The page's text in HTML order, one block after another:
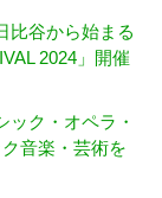
比谷から始まる
2024」開催
ク・オペラ・
音楽・芸術を